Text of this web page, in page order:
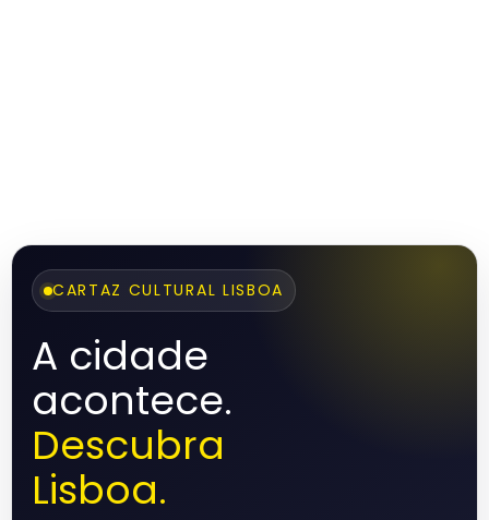
CARTAZ CULTURAL LISBOA
A cidade
acontece.
Descubra
Lisboa.